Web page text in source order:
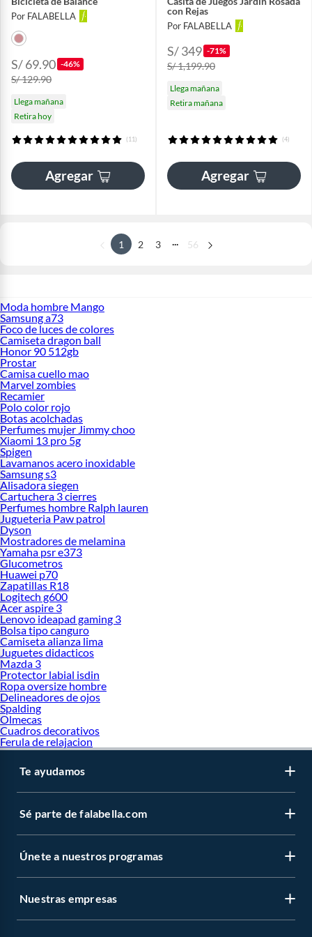
Por FALABELLA
S/ 69.90 -46%
S/ 129.90
Llega mañana
Retira hoy
(11)
Agregar
con Rejas
Por FALABELLA
S/ 349 -71%
S/ 1,199.90
Llega mañana
Retira mañana
(4)
Agregar
1 2 3 56
Moda hombre Mango
Samsung a73
Foco de luces de colores
Camiseta dragon ball
Honor 90 512gb
Prostar
Camisa cuello mao
Marvel zombies
Recamier
Polo color rojo
Botas acolchadas
Perfumes mujer Jimmy choo
Xiaomi 13 pro 5g
Spigen
Lavamanos acero inoxidable
Samsung s3
Alisadora siegen
Cartuchera 3 cierres
Perfumes hombre Ralph lauren
Jugueteria Paw patrol
Dyson
Mostradores de melamina
Yamaha psr e373
Glucometros
Huawei p70
Zapatillas R18
Logitech g600
Acer aspire 3
Lenovo ideapad gaming 3
Bolsa tipo canguro
Camiseta alianza lima
Juguetes didacticos
Mazda 3
Protector labial isdin
Ropa oversize hombre
Delineadores de ojos
Spalding
Olmecas
Cuadros decorativos
Ferula de relajacion
Te ayudamos
Sé parte de falabella.com
Únete a nuestros programas
Nuestras empresas